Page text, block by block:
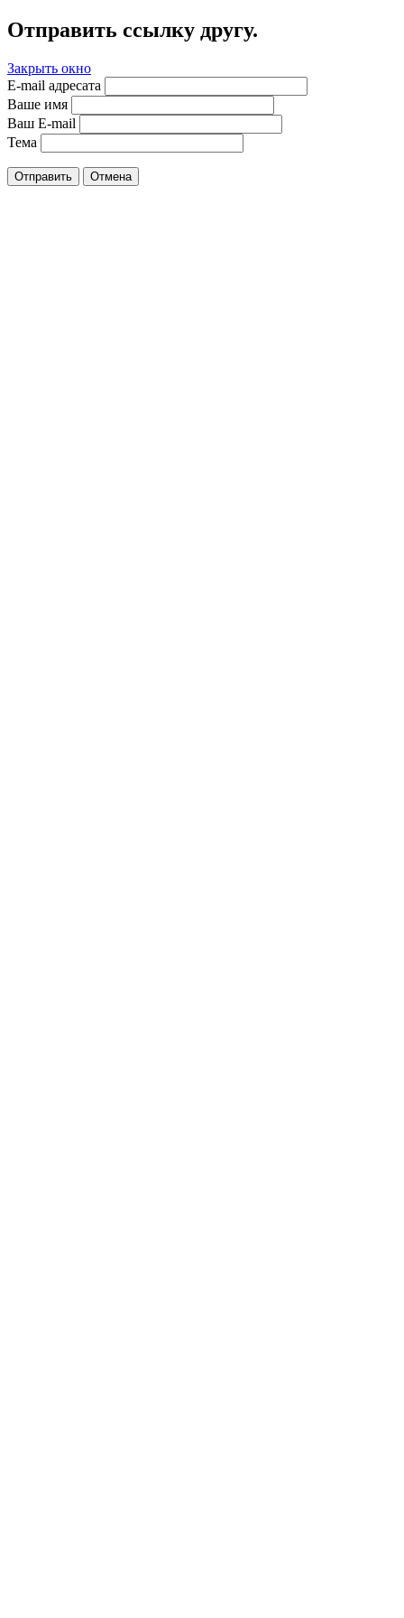
Отправить ссылку другу.
Закрыть окно
E-mail адресата
Ваше имя
Ваш E-mail
Тема
Отправить Отмена